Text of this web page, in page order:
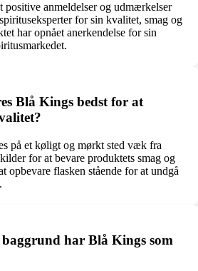
positive anmeldelser og udmærkelser
for sin kvalitet, smag og
har opnået anerkendelse for sin
Blå Kings bedst for at
på et køligt og mørkt sted væk fra
for at bevare produktets smag og
opbevare flasken stående for at undgå
har Blå Kings som